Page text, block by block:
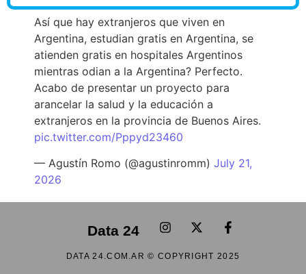
Así que hay extranjeros que viven en
Argentina, estudian gratis en Argentina, se
atienden gratis en hospitales Argentinos
mientras odian a la Argentina? Perfecto.
Acabo de presentar un proyecto para
arancelar la salud y la educación a
extranjeros en la provincia de Buenos Aires.
pic.twitter.com/Pppyd23460
— Agustín Romo (@agustinromm) July 21,
2026
Data 24
DATA 24.COM.AR © COPYRIGHT 2025